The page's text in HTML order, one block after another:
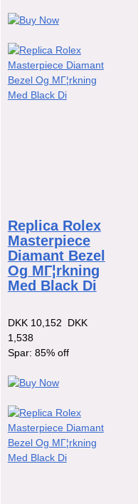
Replica Rolex
Masterpiece
Diamant Bezel
Og MГ¦rkning
Med Black Di
DKK 10,152
DKK
1,538
Spar: 85% off